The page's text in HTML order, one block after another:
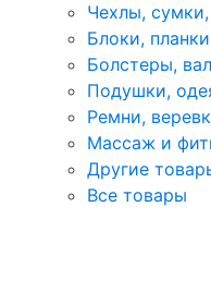
Чехлы,
Блоки,
Болстеры,
Подушки,
Ремни,
Массаж и
Другие
Все товары